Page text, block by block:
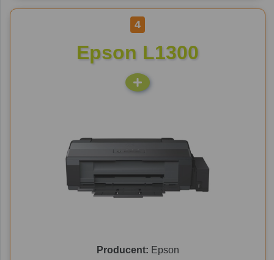
4
Epson L1300
Producent: Epson